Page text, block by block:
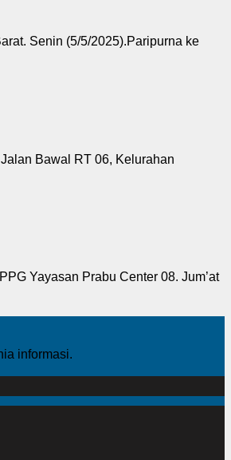
Senin (5/5/2025).Paripurna ke
Bawal RT 06, Kelurahan
Yayasan Prabu Center 08. Jum’at
informasi.